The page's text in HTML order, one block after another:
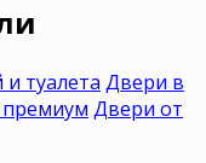
туалета Двери в
Двери от